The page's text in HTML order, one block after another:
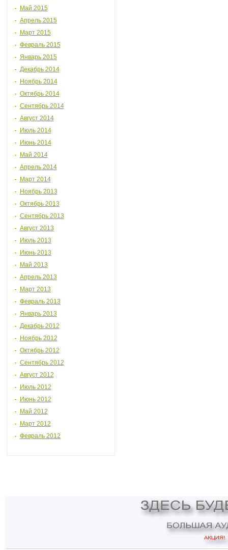
Май 2015
Апрель 2015
Март 2015
Февраль 2015
Январь 2015
Декабрь 2014
Ноябрь 2014
Октябрь 2014
Сентябрь 2014
Август 2014
Июль 2014
Июнь 2014
Май 2014
Апрель 2014
Март 2014
Ноябрь 2013
Октябрь 2013
Сентябрь 2013
Август 2013
Июль 2013
Июнь 2013
Май 2013
Апрель 2013
Март 2013
Февраль 2013
Январь 2013
Декабрь 2012
Ноябрь 2012
Октябрь 2012
Сентябрь 2012
Август 2012
Июль 2012
Июнь 2012
Май 2012
Март 2012
Февраль 2012